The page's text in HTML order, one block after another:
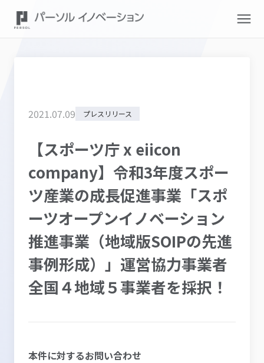
2021.07.09 プレスリリース
【スポーツ庁 x eiicon
company】令和3年度スポー
ツ産業の成長促進事業「スポ
ーツオープンイノベーション
推進事業（地域版SOIPの先進
事例形成）」運営協力事業者
全国４地域５事業者を採択！
本件に対するお問い合わせ